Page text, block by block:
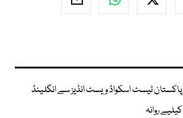
پاکستان ٹیسٹ اسکواڈ ویسٹ انڈیز سے انگلینڈ
کیلیے روانہ